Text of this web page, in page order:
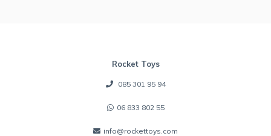
Rocket Toys
085 301 95 94
06 833 802 55
info@rockettoys.com